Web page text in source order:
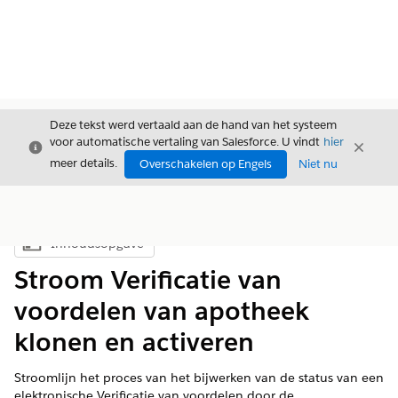
Sluiten
Deze tekst werd vertaald aan de hand van het systeem
voor automatische vertaling van Salesforce. U vindt hier
meer details.
Overschakelen op Engels Niet nu
Sluiten
Inhoudsopgave weergeven
Inhoudsopgave
Stroom Verificatie van
voordelen van apotheek
klonen en activeren
Stroomlijn het proces van het bijwerken van de status van een